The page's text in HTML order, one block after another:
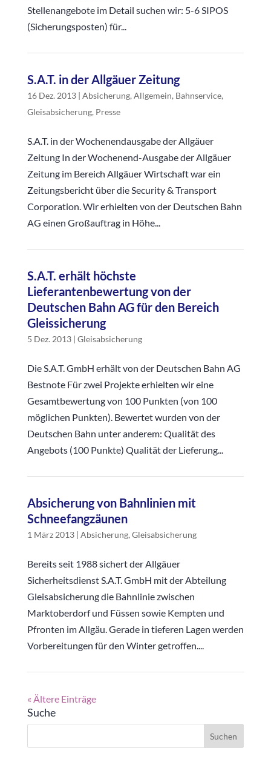
Stellenangebote im Detail suchen wir: 5-6 SIPOS
(Sicherungsposten) für...
S.A.T. in der Allgäuer Zeitung
16 Dez. 2013| Absicherung, Allgemein, Bahnservice,
Gleisabsicherung, Presse
S.A.T. in der Wochenendausgabe der Allgäuer
Zeitung In der Wochenend-Ausgabe der Allgäuer
Zeitung im Bereich Allgäuer Wirtschaft war ein
Zeitungsbericht über die Security & Transport
Corporation. Wir erhielten von der Deutschen Bahn
AG einen Großauftrag in Höhe...
S.A.T. erhält höchste
Lieferantenbewertung von der
Deutschen Bahn AG für den Bereich
Gleissicherung
5 Dez. 2013| Gleisabsicherung
Die S.A.T. GmbH erhält von der Deutschen Bahn AG
Bestnote Für zwei Projekte erhielten wir eine
Gesamtbewertung von 100 Punkten (von 100
möglichen Punkten). Bewertet wurden von der
Deutschen Bahn unter anderem: Qualität des
Angebots (100 Punkte) Qualität der Lieferung...
Absicherung von Bahnlinien mit
Schneefangzäunen
1 März 2013| Absicherung, Gleisabsicherung
Bereits seit 1988 sichert der Allgäuer
Sicherheitsdienst S.A.T. GmbH mit der Abteilung
Gleisabsicherung die Bahnlinie zwischen
Marktoberdorf und Füssen sowie Kempten und
Pfronten im Allgäu. Gerade in tieferen Lagen werden
Vorbereitungen für den Winter getroffen....
« Ältere Einträge
Suche